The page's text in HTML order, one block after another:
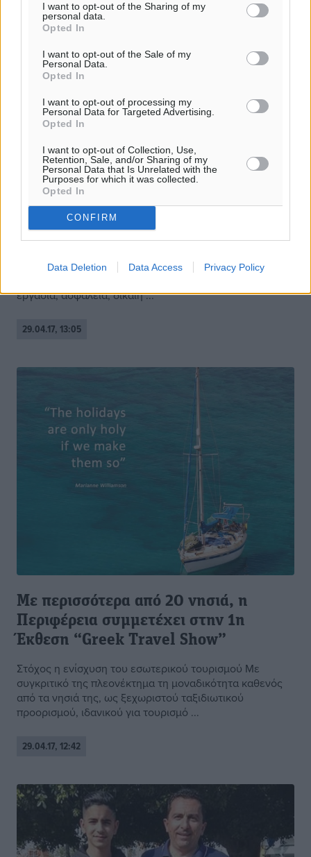
I want to opt-out of the Sharing of my
personal data.
Opted In
I want to opt-out of the Sale of my
Personal Data.
Opted In
I want to opt-out of processing my
Personal Data for Targeted Advertising.
Opted In
I want to opt-out of Collection, Use,
Retention, Sale, and/or Sharing of my
Personal Data that Is Unrelated with the
Purposes for which it was collected.
Opted In
CONFIRM
Data Deletion Data Access Privacy Policy
Μήνυμα του Δημάρχου Ρόδου για την
Πρωτομαγιά
αγώνων των εργαζομένων, μέσα από τους οποίους
εργασία, ασφάλεια, δίκαιη ...
29.04.17, 13:05
Με περισσότερα από 20 νησιά, η
Περιφέρεια συμμετέχει στην 1η
Έκθεση “Greek Travel Show”
Στόχος η ενίσχυση του εσωτερικού τουρισμού Με
συγκριτικό της πλεονέκτημα τη μοναδικότητα καθενός
από τα νησιά της, ως ξεχωριστού ταξιδιωτικού
προορισμού, ιδανικού για τουρισμό ...
29.04.17, 12:42